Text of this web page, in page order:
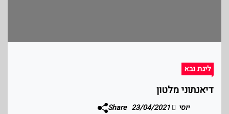
ליגת נבא
דיאנתוני מלטון
יוסי Share